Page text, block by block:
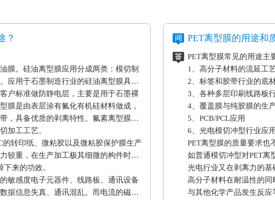
？
膜。硅油离型膜应用分成两类：模切制
应用于石墨制造行业的硅油离型膜具备
户标准做防静电层，主要是用于石墨裸
膜是由表层涂有氟化有机硅材料做成，
，具备优质的剥离特性。氟素离型膜主
加工工艺。
转印纸、微粘胶以及微粘胶保护膜生产
较重，在生产加工极其细微的构件时，
来的功效。
敏感度电子元器件、线路板、通讯设备
据信息失真、通讯混乱。而电流的磁效
PET离型膜的用途和
PET离型膜常见的用途主
1、高分子材料的流延工
2、标签和胶带行业的底
3、各种多层印刷线路板
4、覆盖膜与纯胶膜的生
5、PCB/PCL应用
6、光电模切冲型行业应用
PET离型膜的质量要求也
如普通模切冲型对PET离
光电行业又在剥离力的基
高分子材料在耐温性的
与其他化学产品发生反应